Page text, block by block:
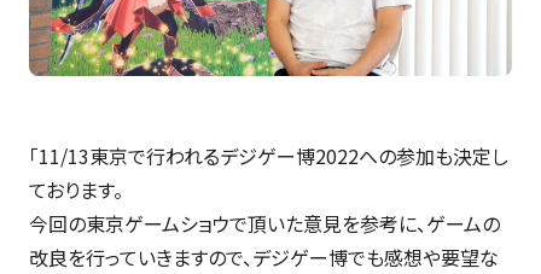
「11/13東京で行われるデジゲー博2022への参加も決定し
ております。
今回の東京ゲームショウで頂いた意見を参考に、ゲームの
改良を行っていきますので、デジゲー博でも感想や要望な